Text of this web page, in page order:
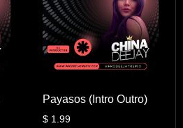
Payasos (Intro Outro)
$ 1.99